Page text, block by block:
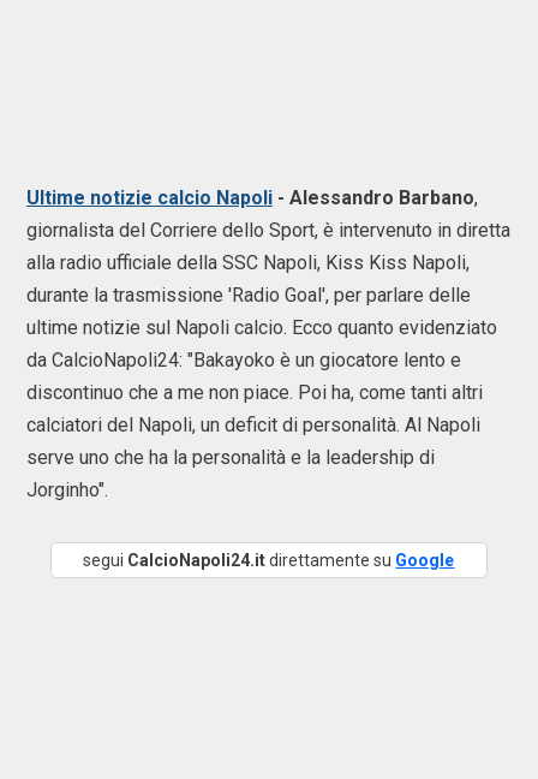
Ultime notizie calcio Napoli - Alessandro Barbano,
giornalista del Corriere dello Sport, è intervenuto in diretta
alla radio ufficiale della SSC Napoli, Kiss Kiss Napoli,
durante la trasmissione 'Radio Goal', per parlare delle
ultime notizie sul Napoli calcio. Ecco quanto evidenziato
da CalcioNapoli24: "Bakayoko è un giocatore lento e
discontinuo che a me non piace. Poi ha, come tanti altri
calciatori del Napoli, un deficit di personalità. Al Napoli
serve uno che ha la personalità e la leadership di
Jorginho".
segui CalcioNapoli24.itdirettamente su Google